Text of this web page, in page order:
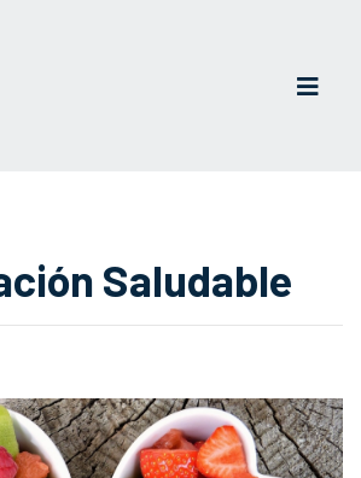
Saludable